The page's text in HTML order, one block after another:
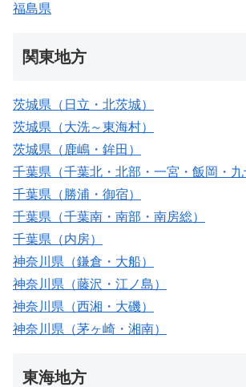
福島県
関東地方
茨城県（日立・北茨城）
茨城県（大洗～東海村）
茨城県（鹿嶋・鉾田）
千葉県（千葉北・北部・一宮・飯岡・九
千葉県（勝浦・御宿）
千葉県（千葉南・南部・南房総）
千葉県（内房）
神奈川県（鎌倉・大船）
神奈川県（藤沢・江ノ島）
神奈川県（西湘・大磯）
神奈川県（茅ヶ崎・湘南）
東海地方